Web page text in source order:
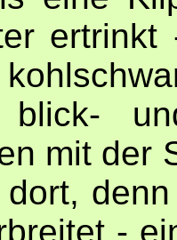
blick-
mit der
-